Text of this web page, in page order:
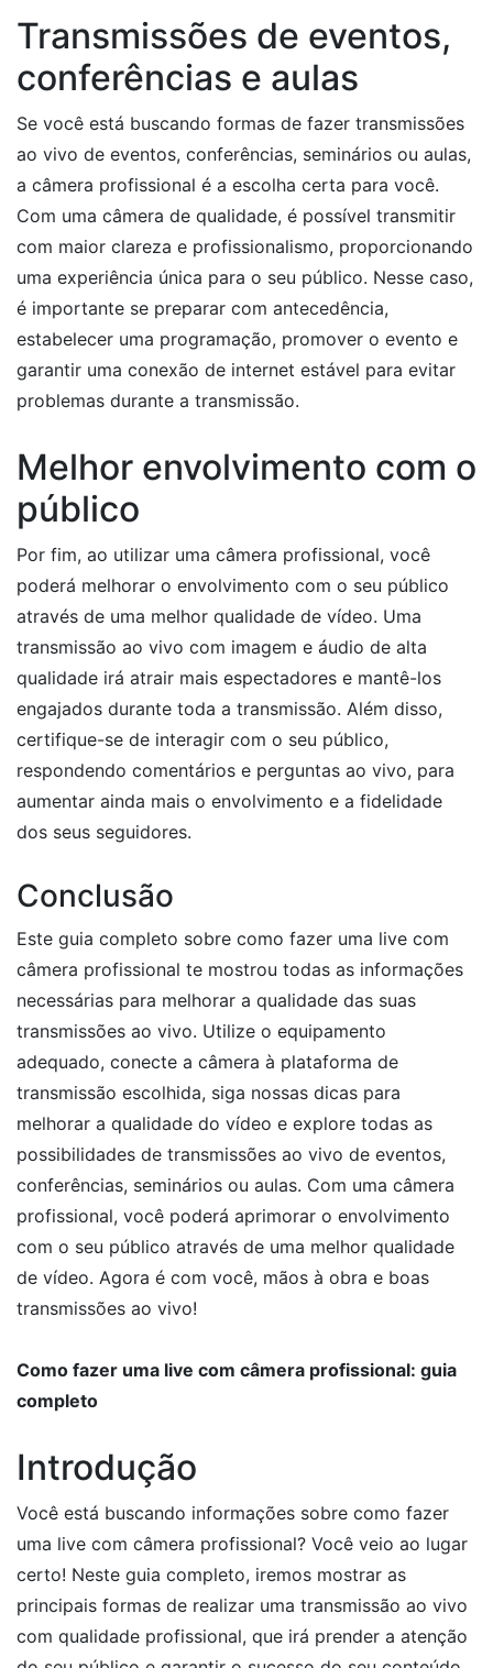
Transmissões de eventos,
conferências e aulas
Se você está buscando formas de fazer transmissões
ao vivo de eventos, conferências, seminários ou aulas,
a câmera profissional é a escolha certa para você.
Com uma câmera de qualidade, é possível transmitir
com maior clareza e profissionalismo, proporcionando
uma experiência única para o seu público. Nesse caso,
é importante se preparar com antecedência,
estabelecer uma programação, promover o evento e
garantir uma conexão de internet estável para evitar
problemas durante a transmissão.
Melhor envolvimento com o
público
Por fim, ao utilizar uma câmera profissional, você
poderá melhorar o envolvimento com o seu público
através de uma melhor qualidade de vídeo. Uma
transmissão ao vivo com imagem e áudio de alta
qualidade irá atrair mais espectadores e mantê-los
engajados durante toda a transmissão. Além disso,
certifique-se de interagir com o seu público,
respondendo comentários e perguntas ao vivo, para
aumentar ainda mais o envolvimento e a fidelidade
dos seus seguidores.
Conclusão
Este guia completo sobre como fazer uma live com
câmera profissional te mostrou todas as informações
necessárias para melhorar a qualidade das suas
transmissões ao vivo. Utilize o equipamento
adequado, conecte a câmera à plataforma de
transmissão escolhida, siga nossas dicas para
melhorar a qualidade do vídeo e explore todas as
possibilidades de transmissões ao vivo de eventos,
conferências, seminários ou aulas. Com uma câmera
profissional, você poderá aprimorar o envolvimento
com o seu público através de uma melhor qualidade
de vídeo. Agora é com você, mãos à obra e boas
transmissões ao vivo!
Como fazer uma live com câmera profissional: guia
completo
Introdução
Você está buscando informações sobre como fazer
uma live com câmera profissional? Você veio ao lugar
certo! Neste guia completo, iremos mostrar as
principais formas de realizar uma transmissão ao vivo
com qualidade profissional, que irá prender a atenção